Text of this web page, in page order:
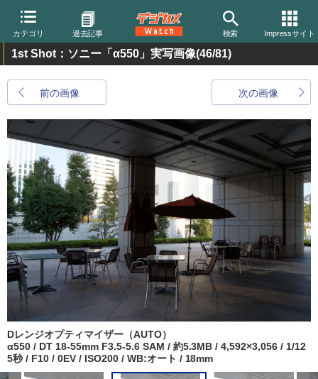
カテゴリ 過去記事 検索 Impressサイト
1st Shot：ソニー「α550」実写画像(46/81)
前の画像 次の画像
Dレンジオプティマイザー（AUTO）
α550 / DT 18-55mm F3.5-5.6 SAM / 約5.3MB / 4,592×3,056 / 1/12
5秒 / F10 / 0EV / ISO200 / WB:オート / 18mm